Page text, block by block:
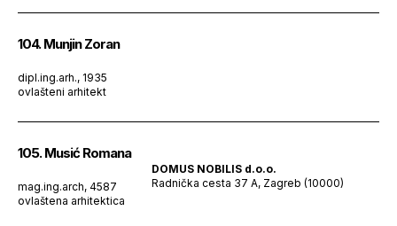
104. Munjin Zoran
dipl.ing.arh., 1935
ovlašteni arhitekt
105. Musić Romana
mag.ing.arch, 4587
ovlaštena arhitektica
DOMUS NOBILIS d.o.o.
Radnička cesta 37 A, Zagreb (10000)